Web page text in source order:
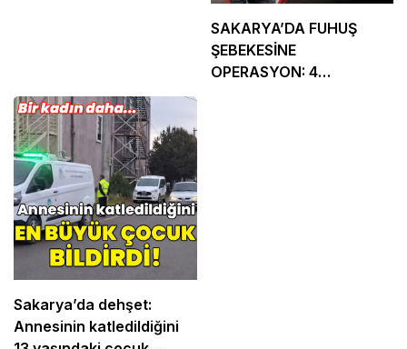
SAKARYA’DA FUHUŞ
ŞEBEKESİNE
OPERASYON: 4
Sakarya’da dehşet:
Annesinin katledildiğini